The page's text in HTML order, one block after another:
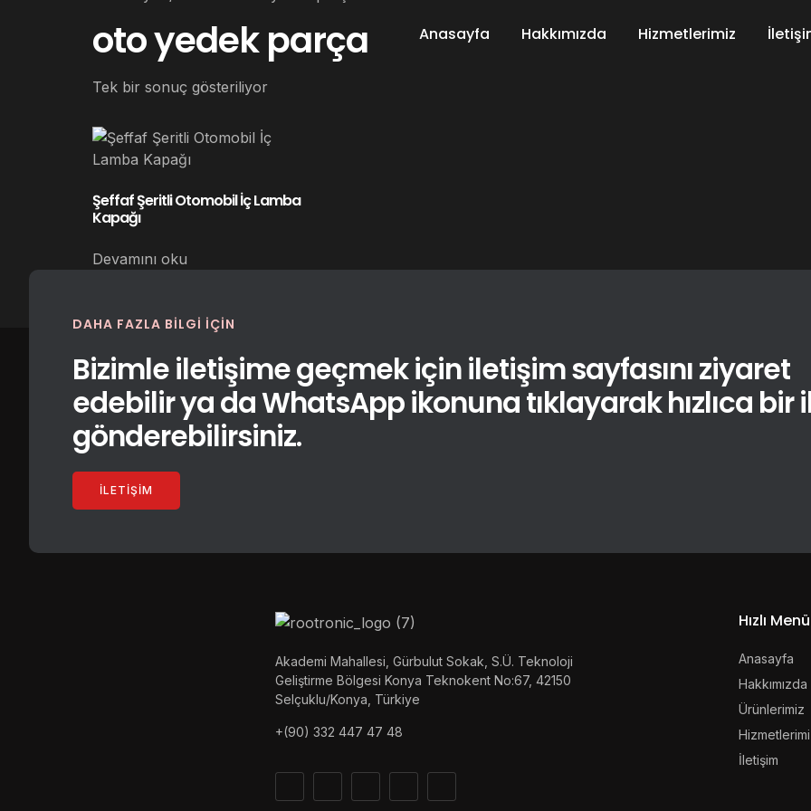
Anasayfa Hakkımızda Hizmetlerimiz
oto yedek parça
Tek bir sonuç gösteriliyor
Şeffaf Şeritli Otomobil İç Lamba
Kapağı
Devamını oku
DAHA FAZLA BILGI IÇIN
Bizimle iletişime geçmek için iletişim sayfasını ziyaret
edebilir ya da WhatsApp ikonuna tıklayarak hızlıca bir
gönderebilirsiniz.
İLETIŞIM
Akademi Mahallesi, Gürbulut Sokak, S.Ü. Teknoloji
Geliştirme Bölgesi Konya Teknokent No:67, 42150
Selçuklu/Konya, Türkiye
+(90) 332 447 47 48
Hızlı Menü
Anasayfa
Hakkımızda
Ürünlerimiz
İletişim